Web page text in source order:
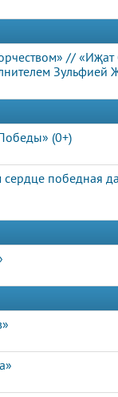
//
Зульфией
(0+)
победная